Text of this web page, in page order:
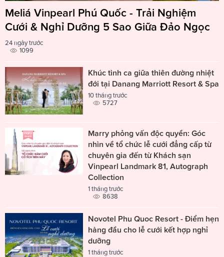
Meliá Vinpearl Phú Quốc - Trải Nghiệm
Cưới & Nghỉ Dưỡng 5 Sao Giữa Đảo Ngọc
24 ngày trước
1099
Khúc tình ca giữa thiên đường nhiệt
đới tại Danang Marriott Resort & Spa
10 tháng trước
5727
Marry phỏng vấn độc quyền: Góc
nhìn về tổ chức lễ cưới đẳng cấp từ
chuyên gia đến từ Khách sạn
Vinpearl Landmark 81, Autograph
Collection
1 tháng trước
8638
Novotel Phu Quoc Resort - Điểm hẹn
hàng đầu cho lễ cưới kết hợp nghỉ
dưỡng
1 tháng trước